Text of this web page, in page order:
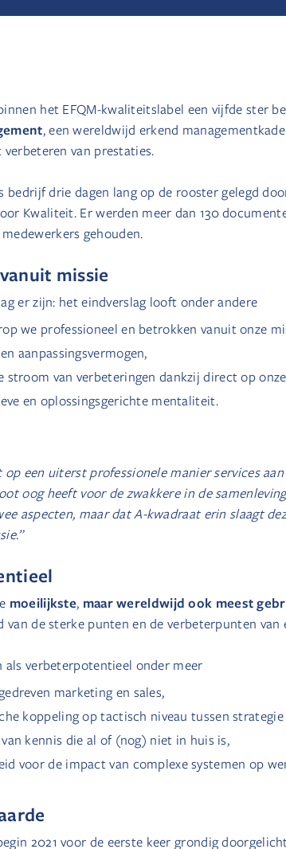
het EFQM-kwaliteitslabel een vijfde ster
, een wereldwijd erkend
van prestaties.
bedrijf drie dagen lang op de rooster gelegd
Kwaliteit. Er werden meer dan 130
gehouden.
missie
er zijn: het eindverslag looft onder andere
we professioneel en betrokken vanuit onze
aanpassingsvermogen,
stroom van verbeteringen dankzij direct op
en oplossingsgerichte mentaliteit.
op een uiterst professionele manier services
oog heeft voor de zwakkere in de
aspecten, maar dat A-kwadraat erin slaagt
moeilijkste, maar wereldwijd ook meest
van de sterke punten en de verbeterpunten van
als verbeterpotentieel onder meer
marketing en sales,
koppeling op tactisch niveau tussen
kennis die al of (nog) niet in huis is,
voor de impact van complexe systemen op
2021 voor de eerste keer grondig